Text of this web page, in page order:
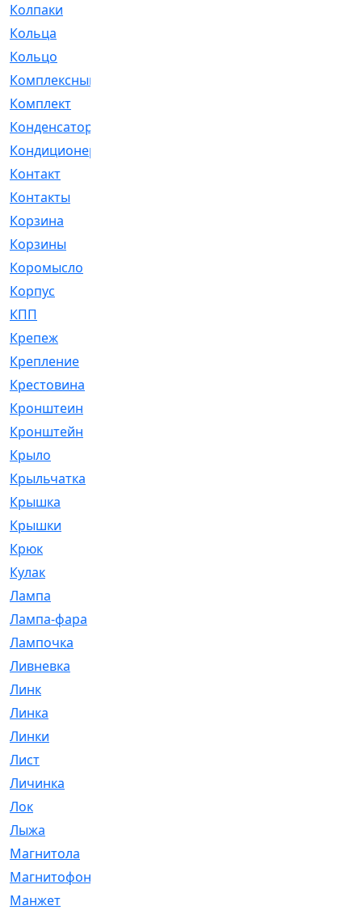
Колпаки
Кольца
Кольцо
Комплексный
Комплект
Конденсатор
Кондиционер
Контакт
Контакты
Корзина
Корзины
Коромысло
Корпус
КПП
Крепеж
Крепление
Крестовина
Кронштеин
Кронштейн
Крыло
Крыльчатка
Крышка
Крышки
Крюк
Кулак
Лампа
Лампа-фара
Лампочка
Ливневка
Линк
Линка
Линки
Лист
Личинка
Лок
Лыжа
Магнитола
Магнитофон
Манжет